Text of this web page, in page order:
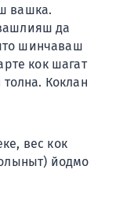
вашка.
да
шинчаваш
кок шагат
Коклан
вес кок
йодмо